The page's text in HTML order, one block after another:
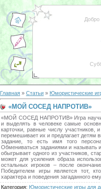
Добро
Главная » Статьи » Юмористические
«МОЙ СОСЕД НАПРОТИВ»
«МОЙ СОСЕД НАПРОТИВ» Игра научит
и выделять в человеке самые
карточки, равные числу
перемешивает их и предлагает детям
задание, то есть имя того
Обмениваться заданиями и называть
обыгрывает одного из участников,
может для усиления образа
остальных игроков – после
Победителем игры является тот,
характера и поведения загаданного
Категория: Юмористические игры для